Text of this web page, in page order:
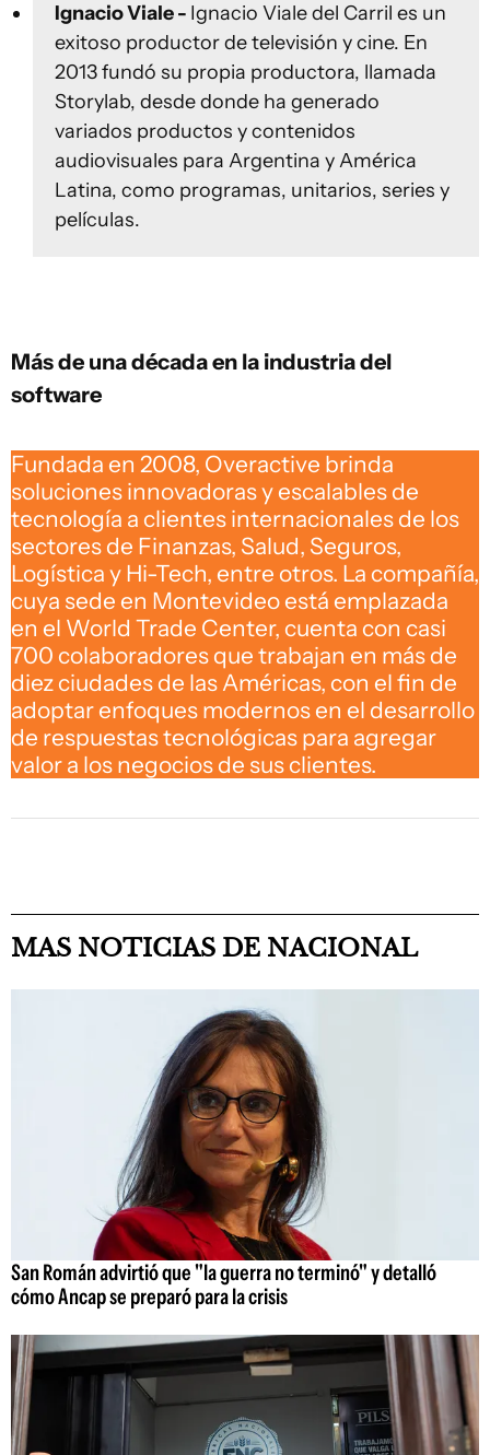
Ignacio Viale - Ignacio Viale del Carril es un
exitoso productor de televisión y cine. En
2013 fundó su propia productora, llamada
Storylab, desde donde ha generado
variados productos y contenidos
audiovisuales para Argentina y América
Latina, como programas, unitarios, series y
películas.
Más de una década en la industria del
software
Fundada en 2008, Overactive brinda
soluciones innovadoras y escalables de
tecnología a clientes internacionales de los
sectores de Finanzas, Salud, Seguros,
Logística y Hi-Tech, entre otros. La compañía,
cuya sede en Montevideo está emplazada
en el World Trade Center, cuenta con casi
700 colaboradores que trabajan en más de
diez ciudades de las Américas, con el fin de
adoptar enfoques modernos en el desarrollo
de respuestas tecnológicas para agregar
valor a los negocios de sus clientes.
MAS NOTICIAS DE NACIONAL
San Román advirtió que "la guerra no terminó" y detalló
cómo Ancap se preparó para la crisis